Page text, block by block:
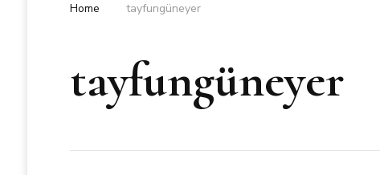
Home tayfungüneyer
tayfungüneyer